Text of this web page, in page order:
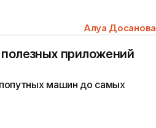
Алуа Досанова
полезных приложений
машин до самых